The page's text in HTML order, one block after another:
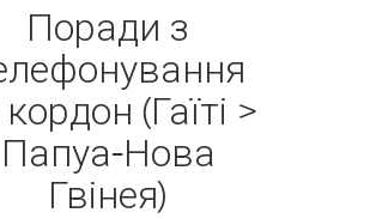
Поради з
(Гаїті >
Папуа-Нова
Гвінея)